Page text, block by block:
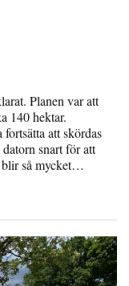
Planen var att
140 hektar.
att skördas
snart för att
blir så mycket…